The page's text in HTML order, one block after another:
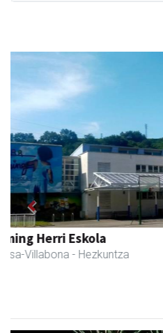
Arindu fisioterapia eta
Amasa-Villabona - Fisioterapia
Previous